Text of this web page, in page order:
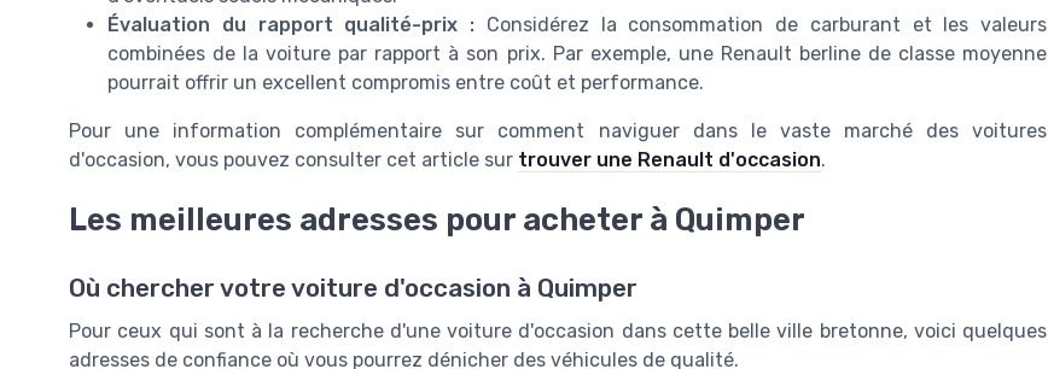
Évaluation du rapport qualité-prix : Considérez la consommation de carburant et les valeurs
combinées de la voiture par rapport à son prix. Par exemple, une Renault berline de classe moyenne
pourrait offrir un excellent compromis entre coût et performance.
Pour une information complémentaire sur comment naviguer dans le vaste marché des voitures
d'occasion, vous pouvez consulter cet article sur trouver une Renault d'occasion.
Les meilleures adresses pour acheter à Quimper
Où chercher votre voiture d'occasion à Quimper
Pour ceux qui sont à la recherche d'une voiture d'occasion dans cette belle ville bretonne, voici quelques
adresses de confiance où vous pourrez dénicher des véhicules de qualité.